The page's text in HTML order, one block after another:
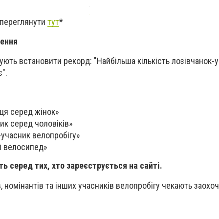
тут*
встановити рекорд: "Найбільша кількість лозівчанок-
серед жінок»
серед чоловіків»
велопробігу»
велосипед»
серед тих, хто зареєструється на сайті.
та інших учасників велопробігу чекають